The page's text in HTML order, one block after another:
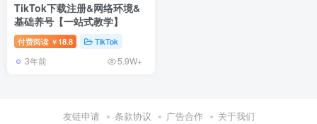
TikTok下载注册&网络环境&
基础养号【一站式教学】
付费阅读 ￥ 18.8 TikTok
3年前 5.9W+
友链申请 条款协议 广告合作 关于我们